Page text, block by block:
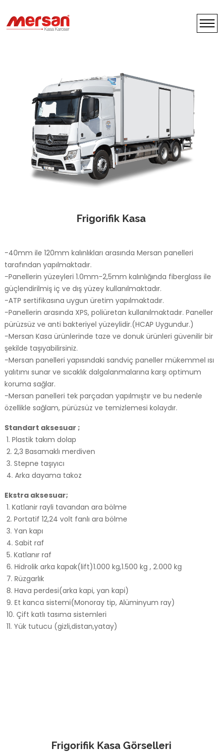
Frigorifik Kasa
-40mm ile 120mm kalınlıkları arasında Mersan panelleri
tarafından yapılmaktadır.
-Panellerin yüzeyleri 1.0mm-2,5mm kalınlığında fiberglass ile
güçlendirilmiş iç ve dış yüzey kullanılmaktadır.
-ATP sertifikasına uygun üretim yapılmaktadır.
-Panellerin arasında XPS, poliüretan kullanılmaktadır. Paneller
pürüzsüz ve anti bakteriyel yüzeylidir.(HCAP Uygundur.)
-Mersan Kasa ürünlerinde taze ve donuk ürünleri güvenilir bir
şekilde taşıyabilirsiniz.
-Mersan panelleri yapısındaki sandviç paneller mükemmel ısı
yalıtımı sunar ve sıcaklık dalgalanmalarına karşı optimum
koruma sağlar.
-Mersan panelleri tek parçadan yapılmıştır ve bu nedenle
özellikle sağlam, pürüzsüz ve temizlemesi kolaydır.
Standart aksesuar ;
1. Plastik takım dolap
2. 2,3 Basamaklı merdiven
3. Stepne taşıyıcı
4. Arka dayama takoz
Ekstra aksesuar;
1. Katlanir rayli tavandan ara bölme
2. Portatif 12,24 volt fanlı ara bölme
3. Yan kapı
4. Sabit raf
5. Katlanır raf
6. Hidrolik arka kapak(lift)1.000 kg,1.500 kg , 2.000 kg
7. Rüzgarlık
8. Hava perdesi(arka kapi, yan kapi)
9. Et kanca sistemi(Monoray tip, Alüminyum ray)
10. Çift katlı tasıma sistemleri
11. Yük tutucu (gizli,distan,yatay)
Frigorifik Kasa Görselleri